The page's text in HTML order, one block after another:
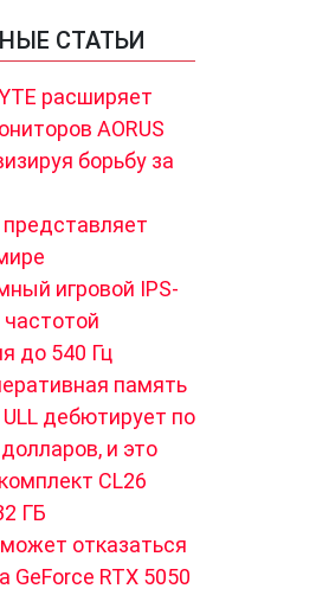
СТАТЬИ
расширяет
AORUS
борьбу за
представляет
игровой IPS-
до 540 Гц
память
ULL дебютирует по
и это
CL26
ГБ
отказаться
GeForce RTX 5050